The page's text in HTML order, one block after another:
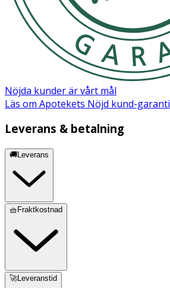
Nöjda kunder är vårt mål
Läs om Apotekets Nöjd kund-garanti
Leverans & betalning
🚚Leverans
🧺Fraktkostnad
🚀Leveranstid